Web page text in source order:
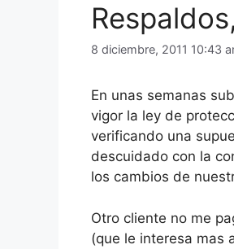
8 diciembre, 2011 10:43
En unas semanas
vigor la ley de
verificando una
descuidado con la
los cambios de
Otro cliente no me
(que le interesa mas